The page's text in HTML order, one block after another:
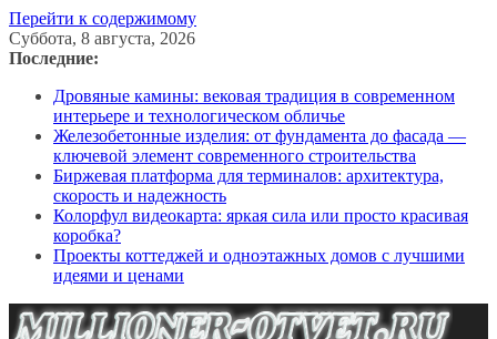
Перейти к содержимому
Суббота, 8 августа, 2026
Последние:
Дровяные камины: вековая традиция в современном
интерьере и технологическом обличье
Железобетонные изделия: от фундамента до фасада —
ключевой элемент современного строительства
Биржевая платформа для терминалов: архитектура,
скорость и надежность
Колорфул видеокарта: яркая сила или просто красивая
коробка?
Проекты коттеджей и одноэтажных домов с лучшими
идеями и ценами